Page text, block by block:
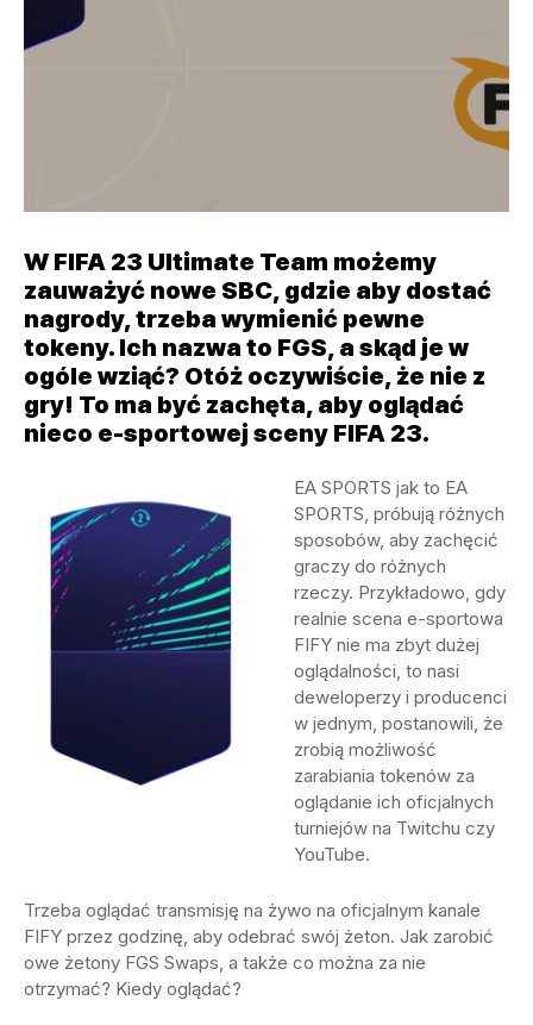
W FIFA 23 Ultimate Team możemy
zauważyć nowe SBC, gdzie aby dostać
nagrody, trzeba wymienić pewne
tokeny. Ich nazwa to FGS, a skąd je w
ogóle wziąć? Otóż oczywiście, że nie z
gry! To ma być zachęta, aby oglądać
nieco e-sportowej sceny FIFA 23.
EA SPORTS jak to EA
SPORTS, próbują różnych
sposobów, aby zachęcić
graczy do różnych
rzeczy. Przykładowo, gdy
realnie scena e-sportowa
FIFY nie ma zbyt dużej
oglądalności, to nasi
deweloperzy i producenci
w jednym, postanowili, że
zrobią możliwość
zarabiania tokenów za
oglądanie ich oficjalnych
turniejów na Twitchu czy
YouTube.
Trzeba oglądać transmisję na żywo na oficjalnym kanale
FIFY przez godzinę, aby odebrać swój żeton. Jak zarobić
owe żetony FGS Swaps, a także co można za nie
otrzymać? Kiedy oglądać?